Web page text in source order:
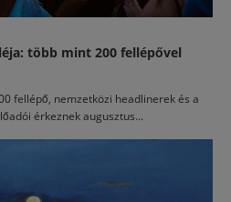
több mint 200 fellépővel
fellépő, nemzetközi headlinerek és a
érkeznek augusztus...